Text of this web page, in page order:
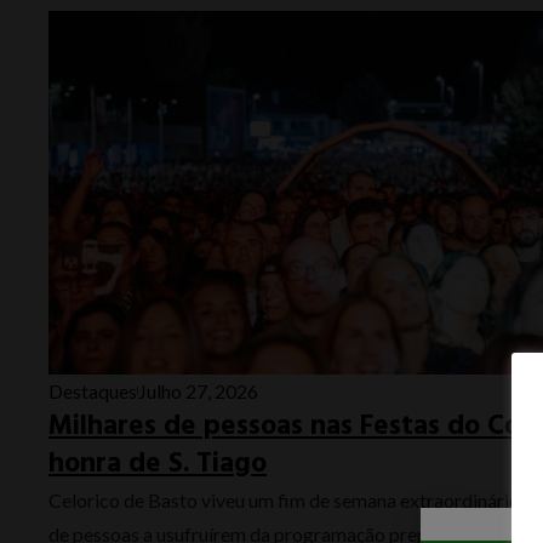
Destaques Julho 27, 2026
Milhares de pessoas nas Festas do
honra de S. Tiago
Celorico de Basto viveu um fim de semana extraordinário